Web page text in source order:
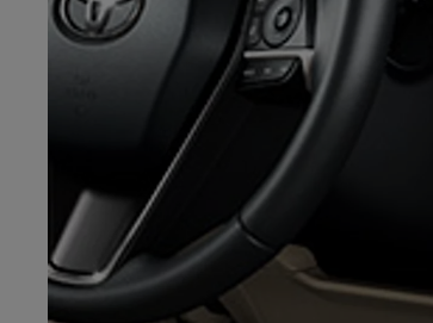
Yaris Cross
HYBRID